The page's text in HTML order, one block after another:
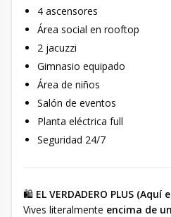
4 ascensores
Área social en rooftop
2 jacuzzi
Gimnasio equipado
Área de niños
Salón de eventos
Planta eléctrica full
Seguridad 24/7
🛍️ EL VERDADERO PLUS
Vives literalmente encima de